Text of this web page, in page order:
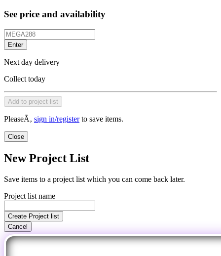
See price and availability
Enter
Next day delivery
Collect today
Add to project list
PleaseÃ‚ sign in/registerto save items.
Close
New Project List
Save items to a project list which you can come back later.
Project list name
Create Project list
Cancel